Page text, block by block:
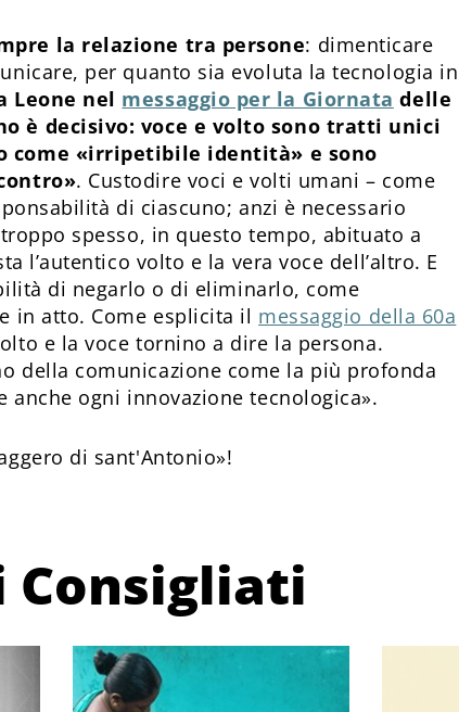
la relazione tra persone: dimenticare
per quanto sia evoluta la tecnologia in
Leone nel messaggio per la Giornata delle
è decisivo: voce e volto sono tratti unici
come «irripetibile identità» e sono
. Custodire voci e volti umani – come
di ciascuno; anzi è necessario
spesso, in questo tempo, abituato a
l’autentico volto e la vera voce dell’altro. E
di negarlo o di eliminarlo, come
in atto. Come esplicita il messaggio della 60a
e la voce tornino a dire la persona.
della comunicazione come la più profonda
ogni innovazione tecnologica».
di sant'Antonio»!